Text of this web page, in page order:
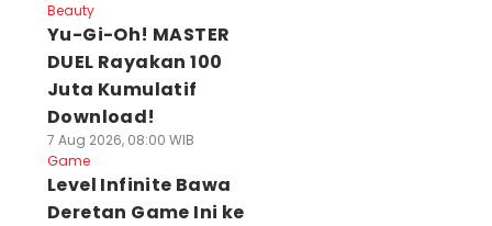
Beauty
Yu-Gi-Oh! MASTER
DUEL Rayakan 100
Juta Kumulatif
Download!
7 Aug 2026, 08:00 WIB
Game
Level Infinite Bawa
Deretan Game Ini ke